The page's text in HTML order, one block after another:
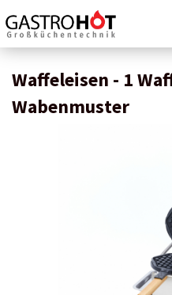
Waffeleisen - 1
Wabenmuster